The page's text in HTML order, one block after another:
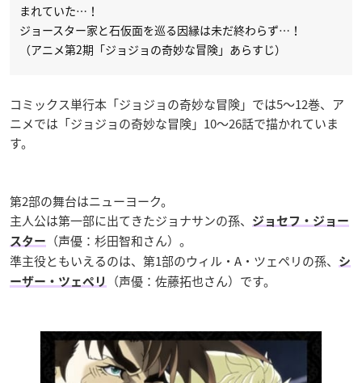
まれていた…！
ジョースター家と石仮面を巡る因縁は未だ終わらず…！
（アニメ第2期「ジョジョの奇妙な冒険」あらすじ）
コミックス単行本「ジョジョの奇妙な冒険」では5〜12巻、ア
ニメでは「ジョジョの奇妙な冒険」10〜26話で描かれていま
す。
第2部の舞台はニューヨーク。
主人公は第一部に出てきたジョナサンの孫、
ジョセフ・ジョー
スター
（声優：杉田智和さん）。
準主役ともいえるのは、第1部のウィル・A・ツェペリの孫、
シ
ーザー・ツェペリ
（声優：佐藤拓也さん）です。